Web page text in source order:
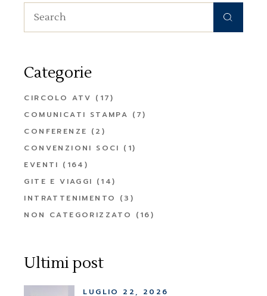
Search
for:
Categorie
CIRCOLO ATV (17)
COMUNICATI STAMPA (7)
CONFERENZE (2)
CONVENZIONI SOCI (1)
EVENTI (164)
GITE E VIAGGI (14)
INTRATTENIMENTO
(3)
NON CATEGORIZZATO
(16)
Ultimi post
LUGLIO 22, 2026